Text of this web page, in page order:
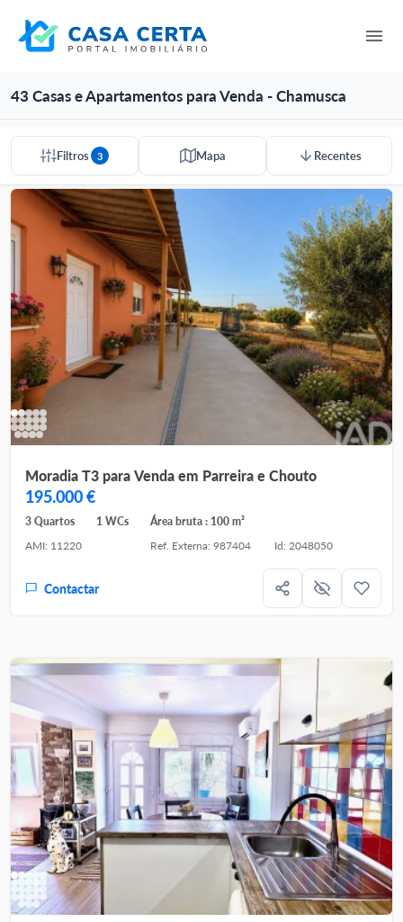
43 Casas e Apartamentos para Venda - Chamusca
Filtros 3 Mapa Recentes
Moradia T3 para Venda em Parreira e Chouto
195.000 €
3 Quartos 1 WCs
Área bruta : 100 m²
AMI: 11220
Ref. Externa: 987404 Id: 2048050
Contactar